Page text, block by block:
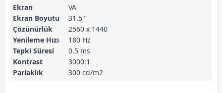
Ekran
VA
Ekran Boyutu
31.5"
Çözünürlük
2560 x 1440
Yenileme Hızı
180 Hz
Tepki Süresi
0.5 ms
Kontrast
3000:1
Parlaklık
300 cd/m2